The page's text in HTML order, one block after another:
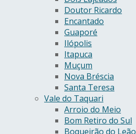
Doutor Ricardo
Encantado
Guaporé
Ilópolis
Itapuca
Muçum
Nova Bréscia
Santa Teresa
Vale do Taquari
Arroio do Meio
Bom Retiro do Sul
Boqueirão do Leão